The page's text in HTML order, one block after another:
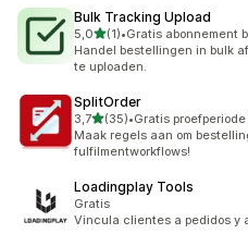
Bulk Tracking Upload
5,0van 5 sterren
(1)
1 recensies in totaal
•Gratis abonnement
Handel bestellingen in bulk
te uploaden.
SplitOrder
3,7van 5 sterren
(35)
35 recensies in totaal
•Gratis
Maak regels aan om
fulfilmentworkflows!
Loadingplay Tools
Gratis
Vincula clientes a pedidos y